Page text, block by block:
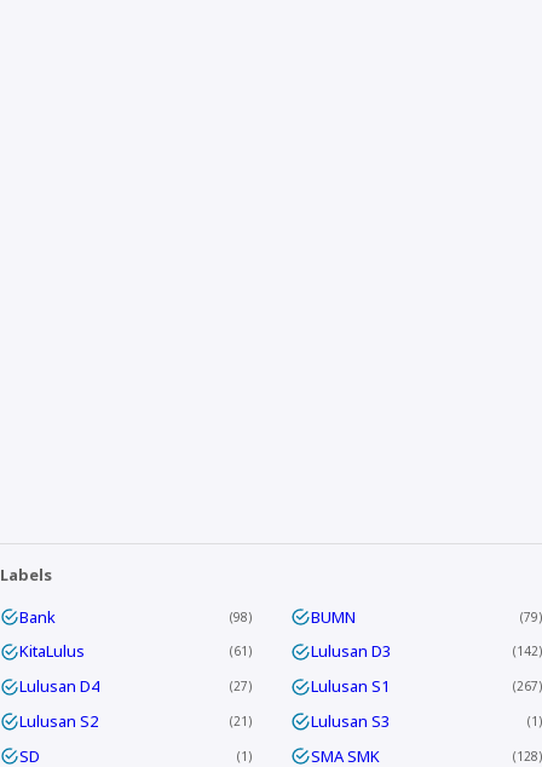
Labels
Bank
98 BUMN 79
KitaLulus 61 Lulusan D3 142
Lulusan D4 27 Lulusan S1 267
Lulusan S2 21 Lulusan S3 1
SD 1 SMA SMK 128